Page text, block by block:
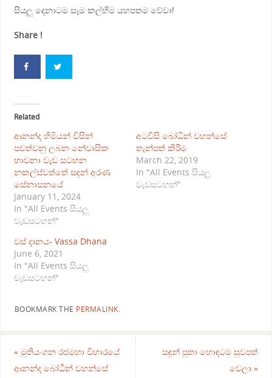
සියලු දෙනාටම සෑම කල්හිම යහපතම වේවා!
Share !
Related
ආනන්ද හිමියන් විසින්
පවත්වනු ලබන නේවාසික
භාවනා වැඩ සටහන
නකල්ස්වත්තේ සඳුන් අරණ
සේනාසනයේ
January 11, 2024
In "All Events සියලු
වැඩසටහන්"
අටවිසි බෝධීන් වහන්සේ
තැන්පත් කිරීම
March 22, 2019
In "All Events සියලු
වැඩසටහන්"
වස් දානය- Vassa Dhana
June 6, 2021
In "All Events සියලු
වැඩසටහන්"
BOOKMARK THE PERMALINK.
«මුතියංගන රජමහා විහාරයේ
ආනන්ද බෝධීන් වහන්සේ
සඳුන් පුතා හොඳටම සුවපත්
වෙලා»